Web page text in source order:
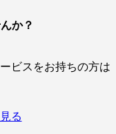
か？
ビスをお持ちの方は
る